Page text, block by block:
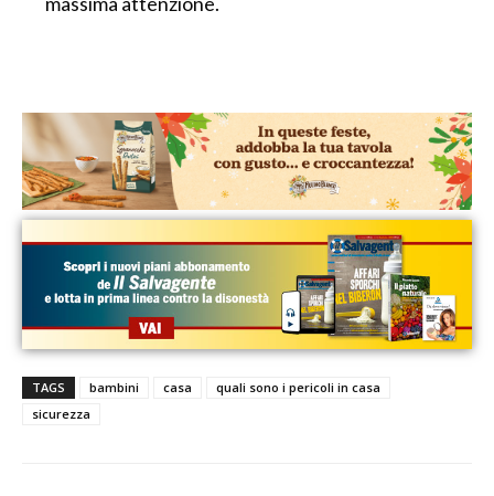
TAGS bambini casa
quali sono i pericoli in casa
sicurezza